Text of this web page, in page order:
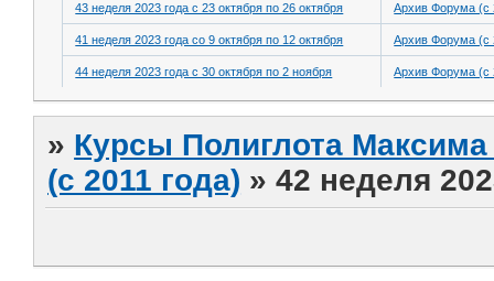
43 неделя 2023 года с 23 октября по 26 октября Архив Форума (с
41 неделя 2023 года со 9 октября по 12 октября Архив Форума (с
44 неделя 2023 года с 30 октября по 2 ноября Архив Форума (с
» Курсы Полиглота
(с 2011 года) »42 неделя